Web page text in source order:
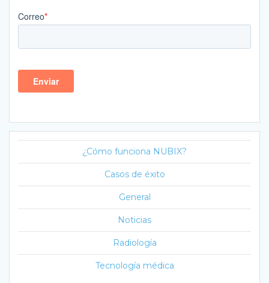
¿Cómo funciona NUBIX?
Casos de éxito
General
Noticias
Radiología
Tecnología médica